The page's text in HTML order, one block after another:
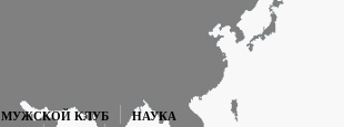
МУЖСКОЙ КЛУБ
НАУКА